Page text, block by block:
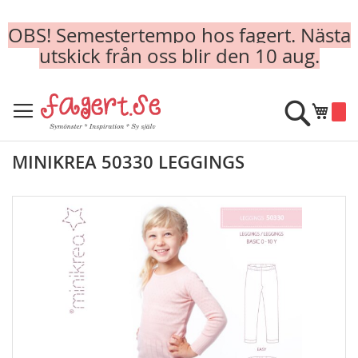
OBS! Semestertempo hos fagert. Nästa
utskick från oss blir den 10 aug.
to
Content
Min
Sök
MINIKREA 50330 LEGGINGS